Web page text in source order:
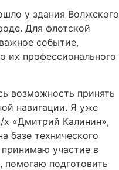
у здания Волжского
Для флотской
событие,
их профессионального
возможность принять
навигации. Я уже
х «Дмитрий Калинин»,
базе технического
участие в
помогаю подготовить